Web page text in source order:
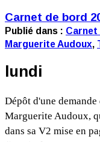
Carnet de bord
Publié dans : Carnet
Marguerite Audoux,
lundi
Dépôt d'une
Marguerite Audoux,
dans sa V2 mise en